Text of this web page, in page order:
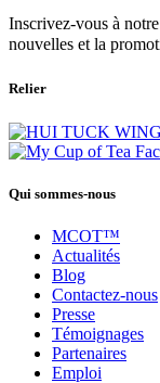
Inscrivez-vous à
nouvelles et la
Relier
Qui sommes-nous
MCOT™
Actualités
Blog
Contactez-nous
Presse
Témoignages
Partenaires
Emploi